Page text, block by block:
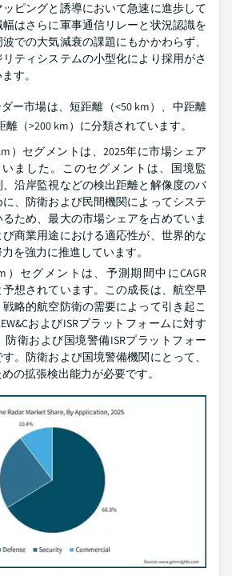
ピングと誘導において急速に進歩して
はさらに軍事通信リレーと状況認識を
での大気減衰の課題にもかかわらず、
ティシステムの小型化により採用がさ
す。
ー市場は、短距離（<50 km）、中距離
離（>200 km）に分類されています。
）セグメントは、2025年に市場シェア
いました。このセグメントは、国境監
沿岸監視などの検出距離と解像度のバ
、防衛および民間機関によってシステ
ため、最大の市場シェアを占めていま
商業用途における適応性が、世界的な
を強力に推進しています。
）セグメントは、予測期間中にCAGR
予想されています。この成長は、航空早
略的航空防衛の需要によって引き起こ
およびISRプラットフォームに対す
防衛および国境警備ISRプラットフォー
。防衛および国境警備機関にとって、
の拡張検出能力が必要です。